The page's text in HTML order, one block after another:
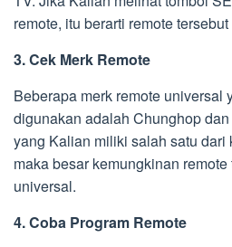
remote, itu berarti remote
3. Cek Merk Remote
Beberapa merk remote universal
digunakan adalah Chunghop
yang Kalian miliki salah satu dari
maka besar kemungkinan
universal.
4. Coba Program Remote